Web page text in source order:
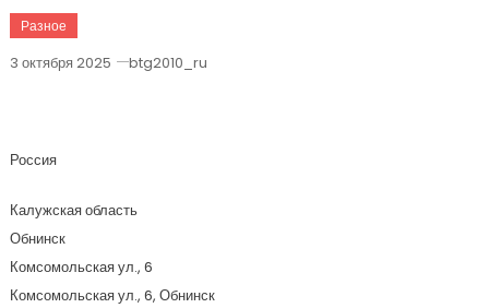
Разное
3 октября 2025 btg2010_ru
Россия
Калужская область
Обнинск
Комсомольская ул., 6
Комсомольская ул., 6, Обнинск